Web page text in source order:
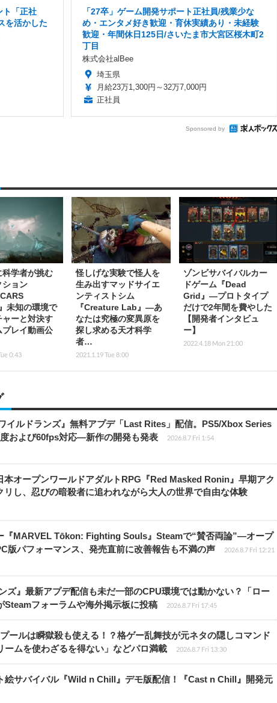
ト「正社
を活かした
「27卒」ゲーム開発サポート正社員/残業少な
め・エンタメ好き歓迎・育休実績あり・未経験
歓迎・年間休日125日/さいたま市大宮区桜木町2
丁目
株式会社alBee
埼玉県
月給23万1,300円～32万7,000円
正社員
Sponsored by
科学者が挑む
ション
未知の環境で
ャーと対決す
プレイ動画公
0:43
怪しげな実験で怪人を
生み出すマッドサイエ
ンティストシム
『Creature Lab』―あ
なたは究極の変異原を
探し求める天才科学
者…
2021.1.19 Tue 8:00
ゾンビサバイバルカー
ドゲーム『Dead
Grid』―プロトタイプ
だけで2年間を費やした
【開発者インタビュ
ー】
2022.4.18 Mon 21:00
イルドランズ』無料アプデ「Last Rites」配信。PS5/Xbox Series
および60fps対応―新作の開発も発表
2026.8.7 Fri 1:54
本オープンワールドアダルトRPG『Red Masked Ronin』早期アク
リし、忍びの暗殺者に追われながら大人の世界で自由な体験
『MARVEL Tōkon: Fighting Souls』Steamで“賛否両論”―オープ
版パフォーマンス、発売直前に改善報告も不満の声
2026.8.7 Fri 12:21
ズ』最新アプデ配信も未だ一部のCPU環境では動かない？「ロー
Steamフォーラムや海外掲示板に投稿
2026.8.7 Fri 17:45
ールは瞬獄殺も使える！？格ゲー乱舞技が元ネタの隠しコマンド
ームを使わざるを得ない」などパロ満載
2026.8.7 Fri 13:30
絵サバイバル『Wild n Chill』デモ版配信！『Cast n Chill』開発元